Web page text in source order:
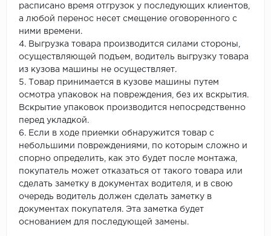
расписано время отгрузок у последующих клиентов,
а любой перенос несет смещение оговоренного с
ними времени.
4. Выгрузка товара производится силами стороны,
осуществляющей подъем, водитель выгрузку товара
из кузова машины не осуществляет.
5. Товар принимается в кузове машины путем
осмотра упаковок на повреждения, без их вскрытия.
Вскрытие упаковок производится непосредственно
перед укладкой.
6. Если в ходе приемки обнаружится товар с
небольшими повреждениями, по которым сложно и
спорно определить, как это будет после монтажа,
покупатель может отказаться от такого товара или
сделать заметку в документах водителя, и в свою
очередь водитель должен сделать заметку в
документах покупателя. Эта заметка будет
основанием для последующей замены.